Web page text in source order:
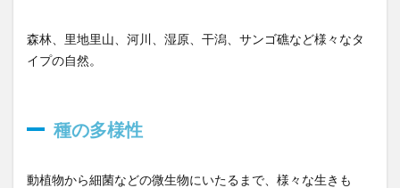
多様
3.1
危機
森林、里地里山、河川、湿原、干潟、サンゴ礁など様々なタ
イプの自然。
種の多様性
動植物から細菌などの微生物にいたるまで、様々な生きも